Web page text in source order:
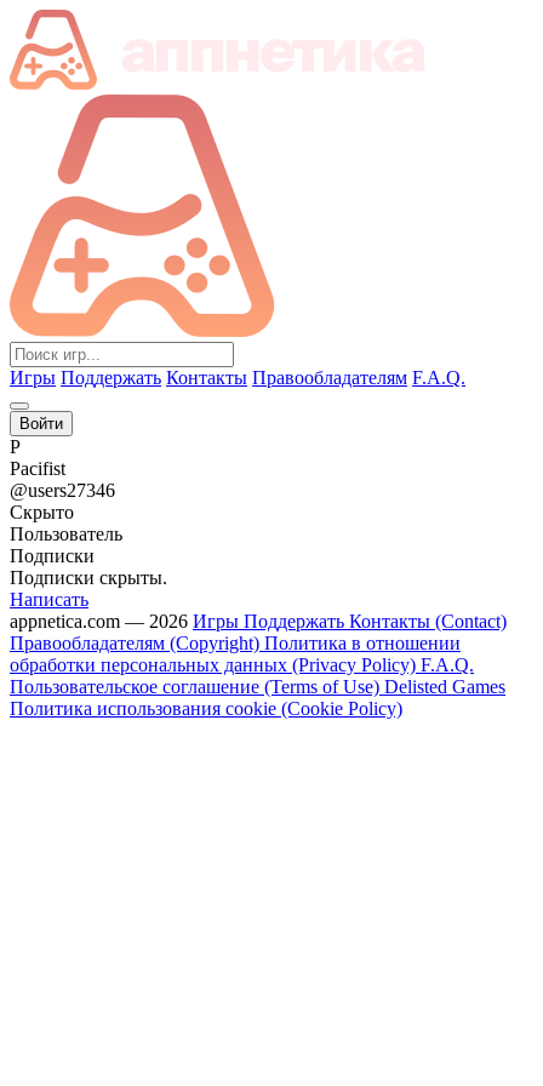
Игры Поддержать Контакты Правообладателям F.A.Q.
Войти
P
Pacifist
@users27346
Скрыто
Пользователь
Подписки
Подписки скрыты.
Написать
appnetica.com — 2026 Игры Поддержать Контакты (Contact)
Правообладателям (Copyright) Политика в отношении
обработки персональных данных (Privacy Policy) F.A.Q.
Пользовательское соглашение (Terms of Use) Delisted Games
Политика использования cookie (Cookie Policy)